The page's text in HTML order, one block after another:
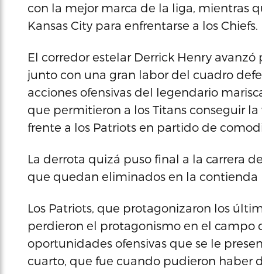
con la mejor marca de la liga, mientras
Kansas City para enfrentarse a los Chiefs.
El corredor estelar Derrick Henry
junto con una gran labor del cuadro
acciones ofensivas del legendario
que permitieron a los Titans conseguir
frente a los Patriots en partido de
La derrota quizá puso final a la carrera
que quedan eliminados en la contienda
Los Patriots, que protagonizaron los
perdieron el protagonismo en el campo
oportunidades ofensivas que se le
cuarto, que fue cuando pudieron haber